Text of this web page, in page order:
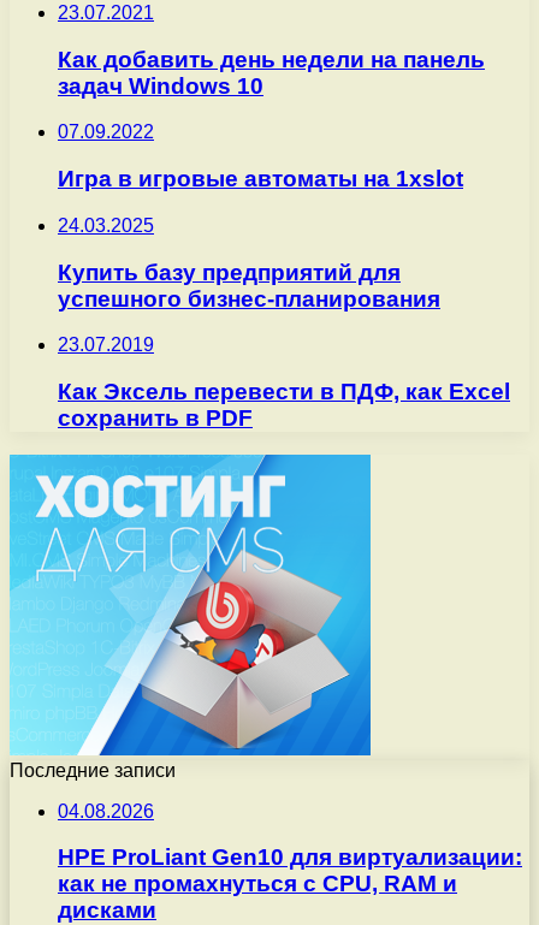
23.07.2021
Как добавить день недели на панель
задач Windows 10
07.09.2022
Игра в игровые автоматы на 1xslot
24.03.2025
Купить базу предприятий для
успешного бизнес-планирования
23.07.2019
Как Эксель перевести в ПДФ, как Excel
сохранить в PDF
Последние записи
04.08.2026
HPE ProLiant Gen10 для виртуализации:
как не промахнуться с CPU, RAM и
дисками